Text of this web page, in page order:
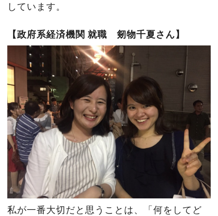
しています。
【政府系経済機関 就職 剱物千夏さん】
私が一番大切だと思うことは、「何をしてど